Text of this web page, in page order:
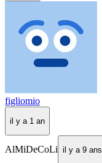
figliomio
il y a 1 an
AlMiDeCoLi il y a 9 ans